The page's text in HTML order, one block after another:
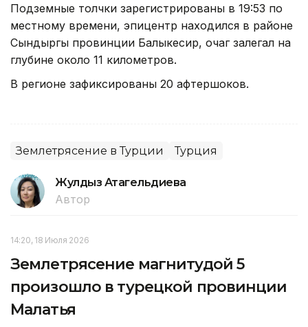
Подземные толчки зарегистрированы в 19:53 по
местному времени, эпицентр находился в районе
Сындыргы провинции Балыкесир, очаг залегал на
глубине около 11 километров.
В регионе зафиксированы 20 афтершоков.
Землетрясение в Турции Турция
Жулдыз Атагельдиева
Автор
14:20, 18 Июля 2026
Землетрясение магнитудой 5
произошло в турецкой провинции
Малатья